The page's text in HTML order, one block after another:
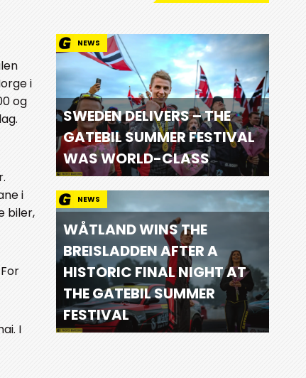
i
og
i
biler,
I
NEWS
SWEDEN DELIVERS – THE
GATEBIL SUMMER FESTIVAL
WAS WORLD-CLASS
NEWS
WÅTLAND WINS THE
BREISLADDEN AFTER A
HISTORIC FINAL NIGHT AT
THE GATEBIL SUMMER
FESTIVAL